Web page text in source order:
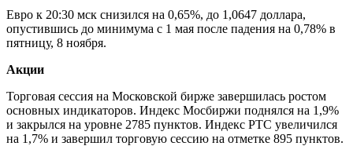
Евро к 20:30 мск снизился на 0,65%, до 1,0647 доллара,
опустившись до минимума с 1 мая после падения на 0,78% в
пятницу, 8 ноября.
Акции
Торговая сессия на Московской бирже завершилась ростом
основных индикаторов. Индекс Мосбиржи поднялся на 1,9%
и закрылся на уровне 2785 пунктов. Индекс РТС увеличился
на 1,7% и завершил торговую сессию на отметке 895 пунктов.